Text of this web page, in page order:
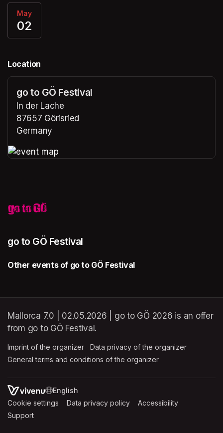
May
02
Location
go to GÖ Festival
In der Lache
87657 Görisried
Germany
go to GÖ Festival
Other events of go to GÖ Festival
Mallorca 7.0 | 02.05.2026 | go to GÖ 2026 is an offer
from go to GÖ Festival.
Imprint of the organizer (opens in a new tab)
Data privacy of the organizer
General terms and conditions of the organizer
SWITCH LANGUAGE
Cookie settings (opens in a new tab)
Data privacy policy (opens in a new tab)
Accessibility
Support